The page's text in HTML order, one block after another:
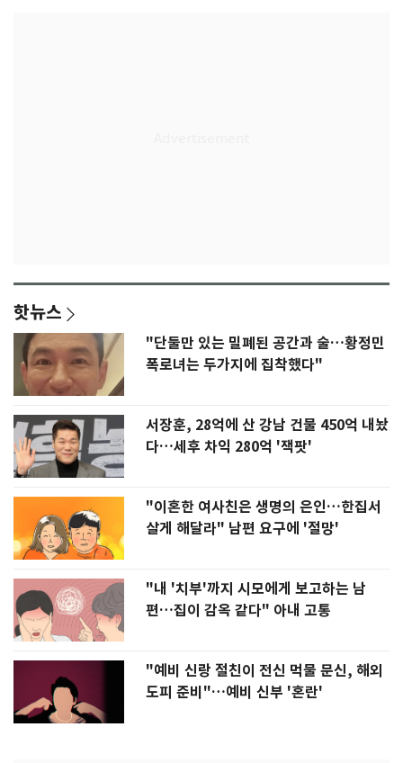
핫뉴스
"단둘만 있는 밀폐된 공간과 술…황정민
폭로녀는 두가지에 집착했다"
서장훈, 28억에 산 강남 건물 450억 내놨
다…세후 차익 280억 '잭팟'
"이혼한 여사친은 생명의 은인…한집서
살게 해달라" 남편 요구에 '절망'
"내 '치부'까지 시모에게 보고하는 남
편…집이 감옥 같다" 아내 고통
"예비 신랑 절친이 전신 먹물 문신, 해외
도피 준비"…예비 신부 '혼란'